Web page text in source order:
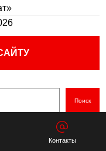
Поиск
Контакты